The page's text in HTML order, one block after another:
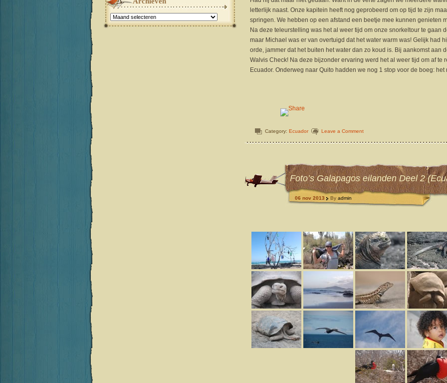
letterlijk naast. Onze kapitein heeft nog geprobeerd om op tijd te zijn
springen. We hebben op een afstand een beetje mee kunnen genieten
Na deze teleurstelling was het al weer tijd om onze snorkeltour te gaan
maar Michael was er van overtuigd dat het water warm was! Gelijk had
orde, jammer dat het buiten het water dan zo koud is. Bij aankomst aan
Walvis Check! Na deze bijzonder ervaring werd het al weer tijd om af te
Ecuador. Onderweg naar Quito hadden we nog 1 stop voor de boeg:
Category: Ecuador Leave a Comment
Foto’s Galapagos eilanden Deel 2
06 nov 2013 By admin
Archieven